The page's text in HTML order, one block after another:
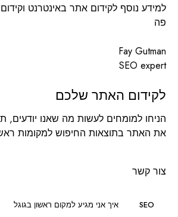
למידע נוסף לקידום אתר באינטרנט
פה
Fay Gutman
SEO expert
לקידום האתר שלכם
הניחו למומחים לעשות מה שאנו יודעים,
את האתר בתוצאות החיפוש למקומות
צור קשר
SEO
איך אני מגיע למקום ראשון בגוגל